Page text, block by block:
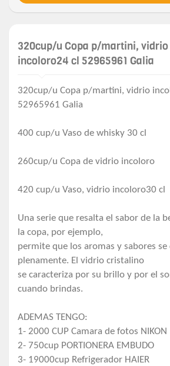
320cup/u Copa p/martini, vidrio
incoloro24 cl 52965961 Galia
320cup/u Copa p/martini, vidrio
52965961 Galia
400 cup/u Vaso de whisky 30 cl
260cup/u Copa de vidrio incoloro
420 cup/u Vaso, vidrio incoloro30 cl
Una serie que resalta el sabor de la
la copa, por ejemplo,
permite que los aromas y sabores se
plenamente. El vidrio cristalino
se caracteriza por su brillo y por el
cuando brindas.
ADEMAS TENGO:
1- 2000 CUP Camara de fotos NIKON
2- 750cup PORTIONERA EMBUDO
3- 19000cup Refrigerador HAIER